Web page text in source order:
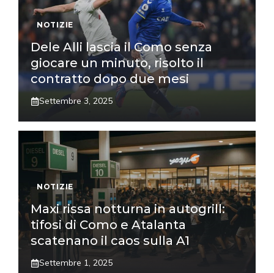
NOTIZIE
Dele Alli lascia il Como senza
giocare un minuto, risolto il
contratto dopo due mesi
Settembre 3, 2025
NOTIZIE
Maxi rissa notturna in autogrill:
tifosi di Como e Atalanta
scatenano il caos sulla A1
Settembre 1, 2025